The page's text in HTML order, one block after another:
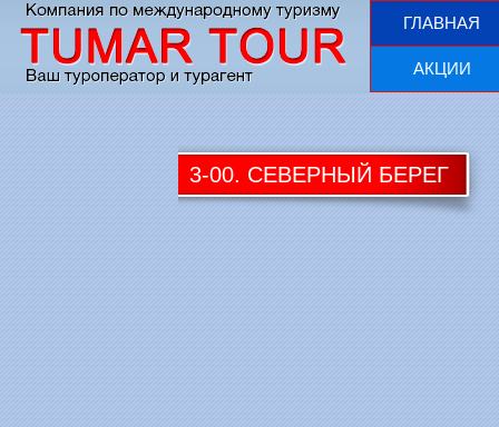
ГЛАВНАЯ
АКЦИИ
3-00. CЕВЕРНЫЙ БЕРЕГ